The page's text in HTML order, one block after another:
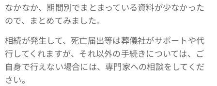
なかなか、期間別でまとまっている資料が少なかった
ので、まとめてみました。
相続が発生して、死亡届出等は葬儀社がサポートや代
行してくれますが、それ以外の手続きについては、ご
自身で行えない場合には、専門家への相談をしてくだ
さい。